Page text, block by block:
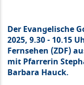
Der Evangelische
2025, 9.30 - 10.15
Fernsehen (ZDF)
mit Pfarrerin
Barbara Hauck.